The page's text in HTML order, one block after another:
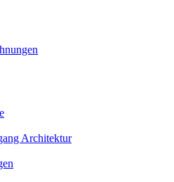
Architektur